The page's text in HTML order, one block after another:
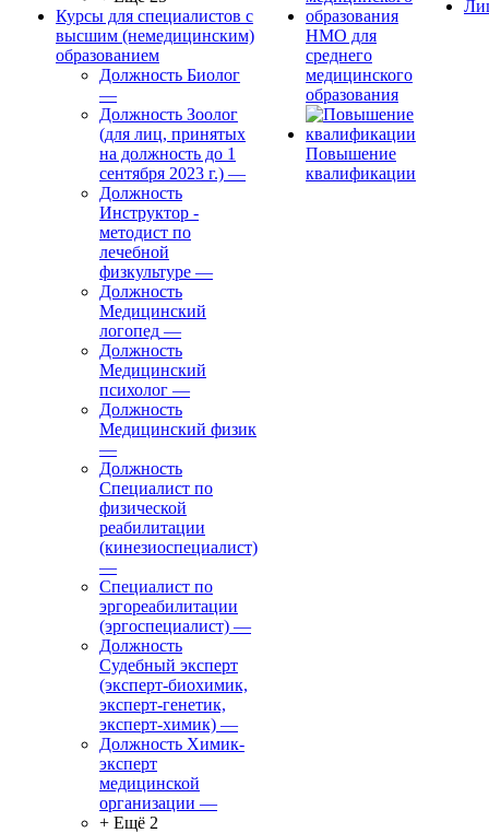
Курсы для специалистов с
высшим (немедицинским)
образованием
Должность Биолог
—
Должность Зоолог
(для лиц, принятых
на должность до 1
сентября 2023 г.) —
Должность
Инструктор -
методист по
лечебной
физкультуре —
Должность
Медицинский
логопед —
Должность
Медицинский
психолог —
Должность
Медицинский физик
—
Должность
Специалист по
физической
реабилитации
(кинезиоспециалист)
—
Специалист по
эргореабилитации
(эргоспециалист) —
Должность
Судебный эксперт
(эксперт-биохимик,
эксперт-генетик,
эксперт-химик) —
Должность Химик-
эксперт
медицинской
организации —
+ Ещё 2
НМО для
среднего
медицинского
образования
Повышение
квалификации